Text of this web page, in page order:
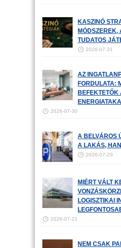
KASZINÓ
MÓDSZEREK,
TUDATOS
2026-07-31
AZ
FORDULATA:
BEFEKTETŐK
2026-07-30
A BELVÁROS
A LAKÁS,
2026-07-29
MIÉRT VÁLT
LOGISZTIKAI
2026-07-21
NEM CSAK